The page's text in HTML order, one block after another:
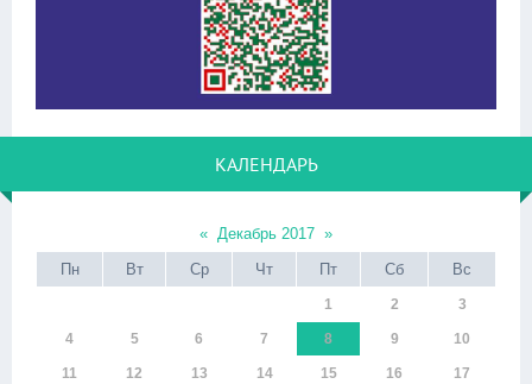
КАЛЕНДАРЬ
« Декабрь 2017 »
Пн
Вт Ср Чт Пт Сб Вс
1 2 3
4 5 6 7 8 9 10
11 12 13 14 15 16 17